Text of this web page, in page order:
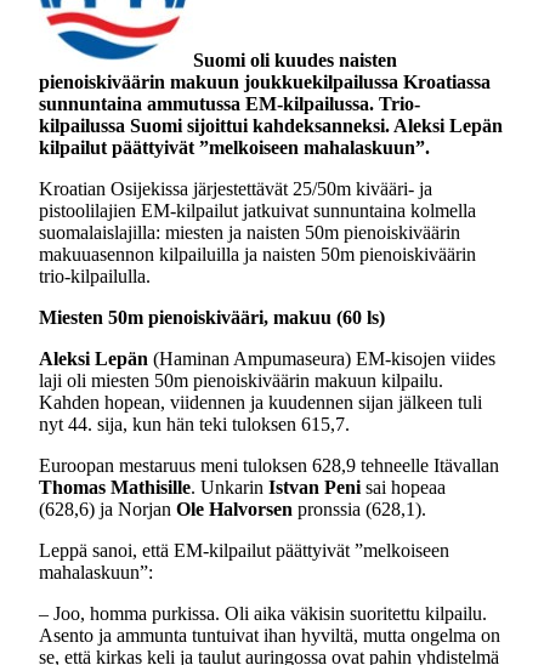
Suomi oli kuudes naisten
pienoiskiväärin makuun joukkuekilpailussa Kroatiassa
sunnuntaina ammutussa EM-kilpailussa. Trio-
kilpailussa Suomi sijoittui kahdeksanneksi. Aleksi Lepän
kilpailut päättyivät ”melkoiseen mahalaskuun”.
Kroatian Osijekissa järjestettävät 25/50m kivääri- ja
pistoolilajien EM-kilpailut jatkuivat sunnuntaina kolmella
suomalaislajilla: miesten ja naisten 50m pienoiskiväärin
makuuasennon kilpailuilla ja naisten 50m pienoiskiväärin
trio-kilpailulla.
Miesten 50m pienoiskivääri, makuu (60 ls)
Aleksi Lepän (Haminan Ampumaseura) EM-kisojen viides
laji oli miesten 50m pienoiskiväärin makuun kilpailu.
Kahden hopean, viidennen ja kuudennen sijan jälkeen tuli
nyt 44. sija, kun hän teki tuloksen 615,7.
Euroopan mestaruus meni tuloksen 628,9 tehneelle Itävallan
Thomas Mathisille. Unkarin Istvan Peni sai hopeaa
(628,6) ja Norjan Ole Halvorsen pronssia (628,1).
Leppä sanoi, että EM-kilpailut päättyivät ”melkoiseen
mahalaskuun”:
– Joo, homma purkissa. Oli aika väkisin suoritettu kilpailu.
Asento ja ammunta tuntuivat ihan hyviltä, mutta ongelma on
se, että kirkas keli ja taulut auringossa ovat pahin yhdistelmä